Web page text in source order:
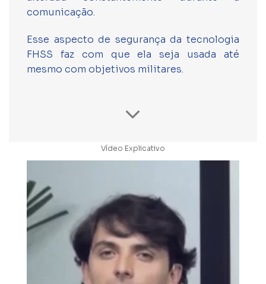
comunicação.
Esse aspecto de segurança da tecnologia
FHSS faz com que ela seja usada até
mesmo com objetivos militares.
Vídeo Explicativo